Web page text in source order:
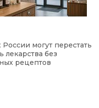
России могут перестать
лекарства без
рецептов